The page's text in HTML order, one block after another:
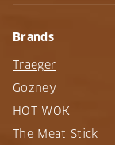
Brands
Traeger
Gozney
HOT WOK
The Meat Stick